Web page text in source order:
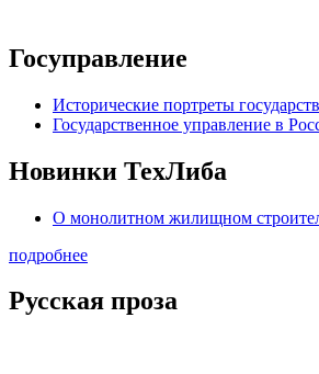
Госуправление
Исторические портреты
Государственное управление в
Новинки ТехЛиба
О монолитном жилищном
подробнее
Русская проза